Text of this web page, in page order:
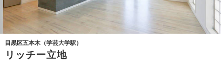
目黒区五本木（学芸大学駅）
リッチー立地